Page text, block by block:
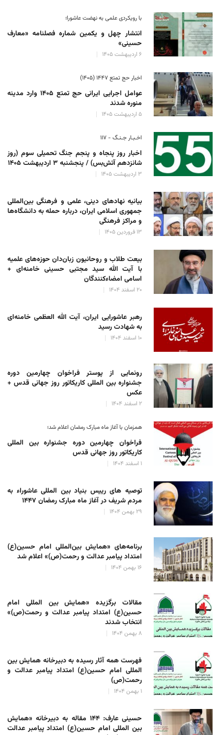
با رویکردی علمی به نهضت عاشورا؛
انتشار چهل و یکمین شماره فصلنامه «معارف
حسینی»
۶ اردیبهشت ۱۴۰۵
اخبار حج تمتع ۱۴۴۷ (۱۴۰۵)
عوامل اجرایی ایرانی حج تمتع ۱۴۰۵ وارد مدینه
منوره ‌شدند
۵ اردیبهشت ۱۴۰۵
اخـبـار جـنـگ - ۱۱۷
اخبار روز پنجاه و پنجم جنگ تحمیلی سوم (روز
شانزدهم آتش‌بس) / پنجشنبه ۳ اردیبهشت ۱۴۰۵
۳ اردیبهشت ۱۴۰۵
بیانیه نهادهای دینی، علمی و فرهنگی بین‌المللی
جمهوری اسلامی ایران، درباره حمله به دانشگاه‌ها
و مراکز فرهنگی
۱۳ فروردین ۱۴۰۵
بیعت طلاب و روحانیون زبان‌دان حوزه‌های علمیه
با آیت الله سید مجتبی حسینی خامنه‌ای +
اسامی امضاءکنندگان
۲۰ اسفند ۱۴۰۴
رهبر عاشورایی ایران، آیت الله العظمی خامنه‌ای
به شهادت رسید
۱۰ اسفند ۱۴۰۴
رونمایی از پوستر فراخوان چهارمین دوره
جشنواره بین المللی کاریکاتور روز جهانی قدس +
عکس
۲ اسفند ۱۴۰۴
همزمان با آغاز ماه مبارک رمضان اعلام شد؛
فراخوان چهارمین دوره جشنواره بین المللی
کاریکاتور روز جهانی قدس
۱ اسفند ۱۴۰۴
توصیه های رییس بنیاد بین المللی عاشوراء به
مردم شریف در آغاز ماه مبارک رمضان ۱۴۴۷
۲۹ بهمن ۱۴۰۴
برنامه‌های «همایش بین‌المللی امام حسین(ع)
امتداد پیامبر عدالت و رحمت(ص)» اعلام شد
۱۶ بهمن ۱۴۰۴
مقالات برگزیده «همایش بین المللی امام
حسین(ع) امتداد پیامبر عدالت و رحمت(ص)»
انتخاب شدند
۸ بهمن ۱۴۰۴
فهرست همه آثار رسیده به دبیرخانه همایش بین
المللی امام حسین(ع) امتداد پیامبر عدالت و
رحمت(ص)
۱ بهمن ۱۴۰۴
حسینی عارف: ۱۴۴ مقاله به دبیرخانه «همایش
بین المللی امام حسین(ع) امتداد پیامبر عدالت